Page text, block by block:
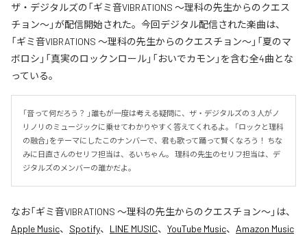
ザ・デジタルズの「ギミ音VIBRATIONS ～理科の先生からのクエス
チョン～」が配信開始された。今回デジタル配信された楽曲は、
「ギミ音VIBRATIONS ～理科の先生からのクエスチョン～」「夏のマ
ボロシ」「真実のロックンロール」「おいでカモン」を含む全4曲とな
っている。
「音って何だろう？ 」誰もが一度は考える疑問に、ザ・デジタルズの３人がノ
リノリのミュージックに乗せてわかりやすく答えてくれるよ。 「ロックと理科
の融合」をテーマにしたこのナンバーで、君も歌って踊って賢くなろう！ ちな
みに日直さんのセリフ担当は、るいちゃん。 理科の先生のセリフ担当は、デ
ジタルズのメンバーの誰かだよ。
なお「ギミ音VIBRATIONS ～理科の先生からのクエスチョン～」は、
Apple Music、 Spotify、 LINE MUSIC、 YouTube Music、 Amazon Music